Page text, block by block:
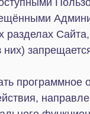
не будет
(местному)
иным национальным
и не будет
возможностей и
из продуктов,
или косвенно, в